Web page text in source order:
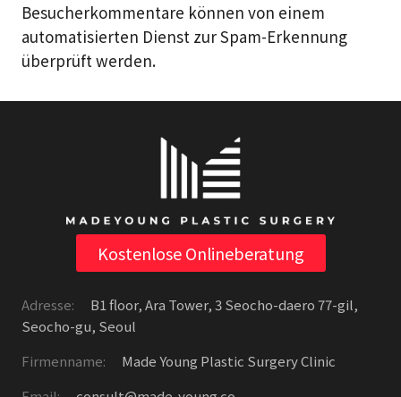
Besucherkommentare können von einem
automatisierten Dienst zur Spam-Erkennung
überprüft werden.
Kostenlose Onlineberatung
Adresse:
B1 floor, Ara Tower, 3 Seocho-daero 77-gil,
Seocho-gu, Seoul
Firmenname:
Made Young Plastic Surgery Clinic